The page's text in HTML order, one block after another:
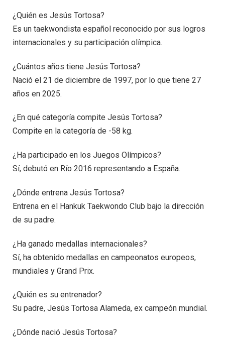
¿Quién es Jesús Tortosa?
Es un taekwondista español reconocido por sus logros
internacionales y su participación olímpica.
¿Cuántos años tiene Jesús Tortosa?
Nació el 21 de diciembre de 1997, por lo que tiene 27
años en 2025.
¿En qué categoría compite Jesús Tortosa?
Compite en la categoría de -58 kg.
¿Ha participado en los Juegos Olímpicos?
Sí, debutó en Río 2016 representando a España.
¿Dónde entrena Jesús Tortosa?
Entrena en el Hankuk Taekwondo Club bajo la dirección
de su padre.
¿Ha ganado medallas internacionales?
Sí, ha obtenido medallas en campeonatos europeos,
mundiales y Grand Prix.
¿Quién es su entrenador?
Su padre, Jesús Tortosa Alameda, ex campeón mundial.
¿Dónde nació Jesús Tortosa?